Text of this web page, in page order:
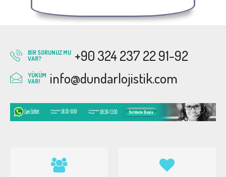
BIR SORUNUZ MU
VAR?
+90 324 237 22 91-92
YÜKÜM
VAR!
info@dundarlojistik.com